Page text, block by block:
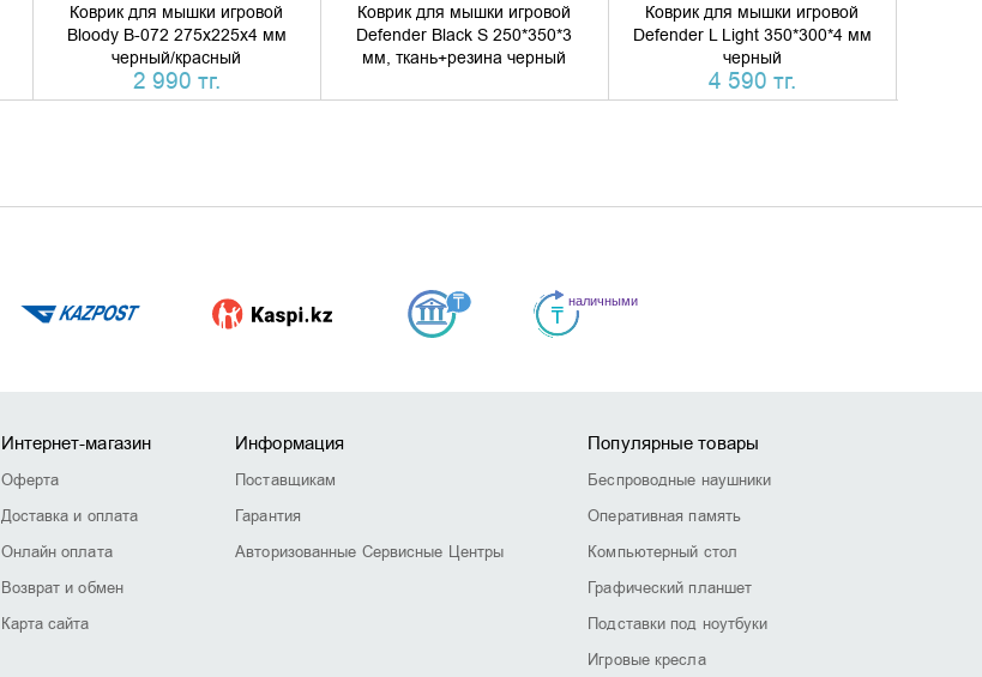
Коврик для мышки игровой
Bloody B-072 275x225x4 мм
черный/красный
2 990 тг.
Коврик для мышки игровой
Defender Black S 250*350*3
мм, ткань+резина черный
Коврик для мышки игровой
Defender L Light 350*300*4 мм
черный
4 590 тг.
Интернет-магазин
Оферта
Доставка и оплата
Онлайн оплата
Возврат и обмен
Карта сайта
Информация
Поставщикам
Гарантия
Авторизованные Сервисные Центры
Популярные товары
Беспроводные наушники
Оперативная память
Компьютерный стол
Графический планшет
Подставки под ноутбуки
Игровые кресла